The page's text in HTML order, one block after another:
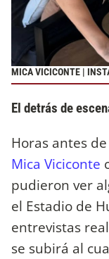
MICA VICICONTE |
El detrás de
Horas antes
Mica Viciconte
pudieron ver
el Estadio de
entrevistas
se subirá al